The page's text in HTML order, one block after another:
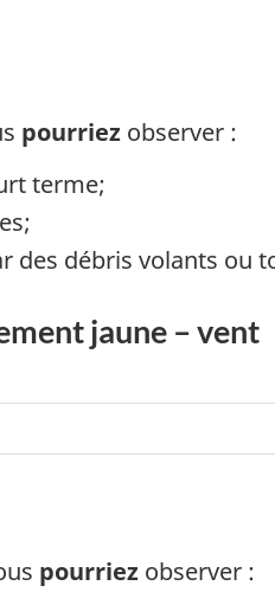
pourriez observer :
terme;
des débris volants ou
jaune – vent
pourriez observer :